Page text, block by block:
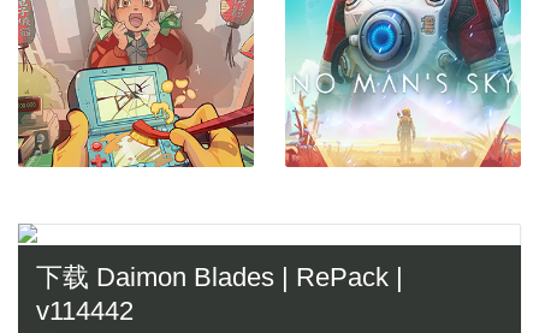
下载 Daimon Blades | RePack |
v114442